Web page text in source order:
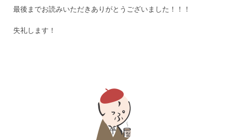
最後までお読みいただきありがとうございました！！！
失礼します！